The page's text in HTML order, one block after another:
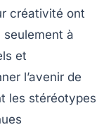
créativité ont
seulement à
et
l’avenir de
les stéréotypes